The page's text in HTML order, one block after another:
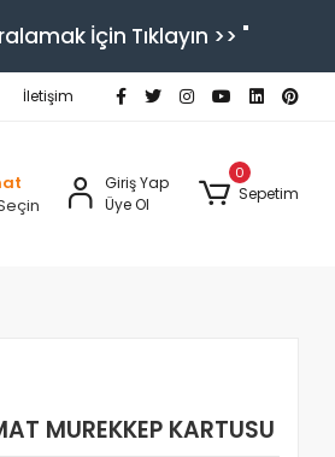
İçin Tıklayın >> "
İletişim
Giriş Yap
Üye Ol
0
Sepetim
MUREKKEP KARTUSU